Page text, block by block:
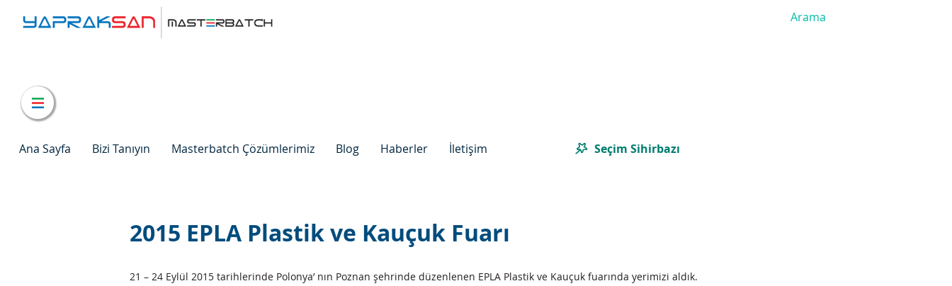
Ana Sayfa Bizi Tanıyın Masterbatch Çözümlerimiz Blog Haberler İletişim Seçim Sihirbazı
2015 EPLA Plastik ve Kauçuk Fuarı
21 – 24 Eylül 2015 tarihlerinde Polonya’ nın Poznan şehrinde düzenlenen EPLA Plastik ve Kauçuk fuarında yerimizi aldık.